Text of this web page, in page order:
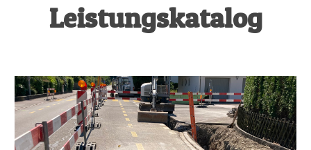
Leistungskatalog